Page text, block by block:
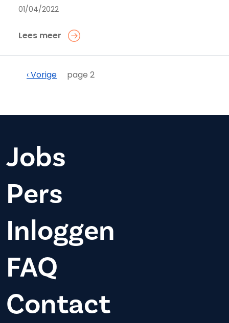
01/04/2022
Lees meer
Paginering
Vorige
‹ Vorige page 2
Jobs
Pers
Inloggen
FAQ
Contact